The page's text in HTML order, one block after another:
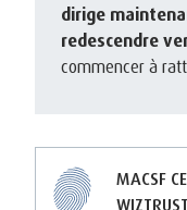
dirige
redescendre
commencer à
MACSF
WIZTRUST